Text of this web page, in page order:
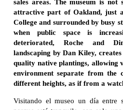
sales areas. The museum is
attractive part of Oakland, just
College and surrounded by busy
when public space is
deteriorated, Roche and
landscaping by Dan Kiley,
quality native plantings, allowing
environment separate from the
different heights, as if from a
Visitando el museo un día entre